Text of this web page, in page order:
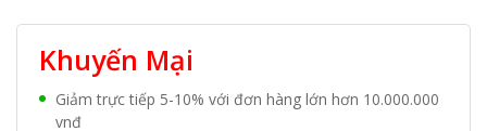
Khuyến Mại
Giảm trực tiếp 5-10% với đơn hàng lớn hơn 10.000.000
vnđ